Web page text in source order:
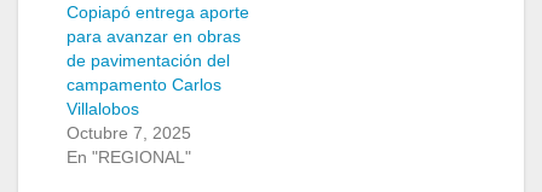
Copiapó entrega aporte
para avanzar en obras
de pavimentación del
campamento Carlos
Villalobos
Octubre 7, 2025
En "REGIONAL"